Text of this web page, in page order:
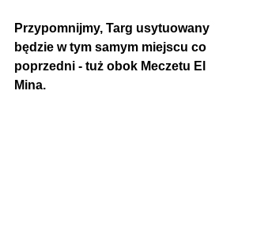
Przypomnijmy, Targ usytuowany
będzie w tym samym miejscu co
poprzedni - tuż obok Meczetu El
Mina.